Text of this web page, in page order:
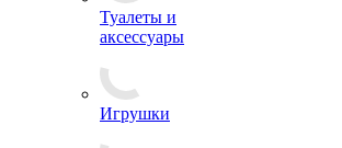
Туалеты и
аксессуары
Игрушки